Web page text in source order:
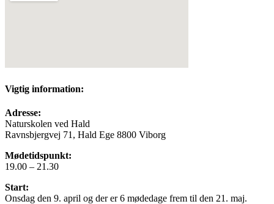
Vigtig information:
Adresse:
Naturskolen ved Hald
Ravnsbjergvej 71, Hald Ege 8800 Viborg
Mødetidspunkt:
19.00 – 21.30
Start:
Onsdag den 9. april og der er 6 mødedage frem til den 21. maj.